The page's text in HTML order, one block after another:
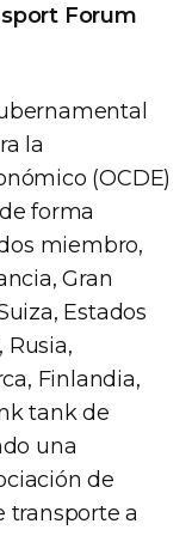
Forum
la
(OCDE)
forma
miembro,
Gran
Estados
Rusia,
Finlandia,
tank de
una
de
transporte a